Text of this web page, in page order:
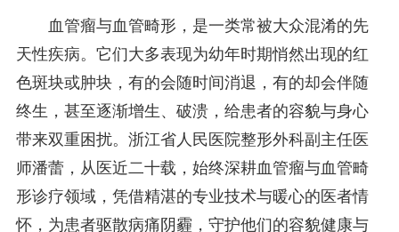
血管瘤与血管畸形，是一类常被大众混淆的先
天性疾病。它们大多表现为幼年时期悄然出现的红
色斑块或肿块，有的会随时间消退，有的却会伴随
终生，甚至逐渐增生、破溃，给患者的容貌与身心
带来双重困扰。浙江省人民医院整形外科副主任医
师潘蕾，从医近二十载，始终深耕血管瘤与血管畸
形诊疗领域，凭借精湛的专业技术与暖心的医者情
怀，为患者驱散病痛阴霾，守护他们的容貌健康与